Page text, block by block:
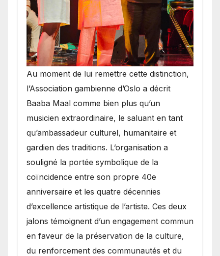
​Au moment de lui remettre cette distinction,
l’Association gambienne d’Oslo a décrit
Baaba Maal comme bien plus qu’un
musicien extraordinaire, le saluant en tant
qu’ambassadeur culturel, humanitaire et
gardien des traditions. L’organisation a
souligné la portée symbolique de la
coïncidence entre son propre 40e
anniversaire et les quatre décennies
d’excellence artistique de l’artiste. Ces deux
jalons témoignent d’un engagement commun
en faveur de la préservation de la culture,
du renforcement des communautés et du